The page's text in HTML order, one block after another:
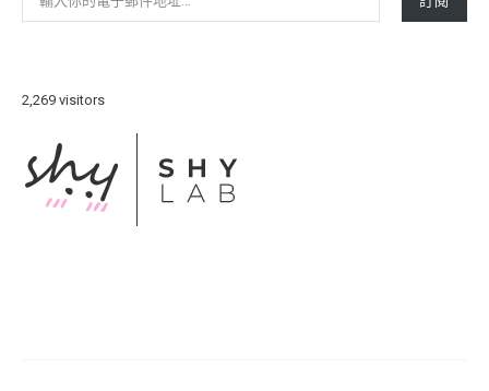
2,269 visitors